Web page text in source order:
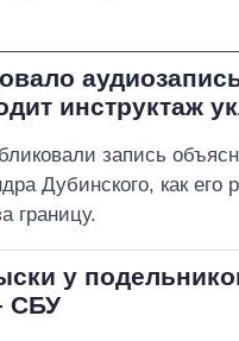
инструктаж
запись
Дубинского, как его
границу.
у
СБУ